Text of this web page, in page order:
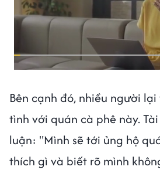
Bên cạnh đó, nhiều người
tình với quán cà phê này.
luận: "Mình sẽ tới ủng hộ
thích gì và biết rõ mình